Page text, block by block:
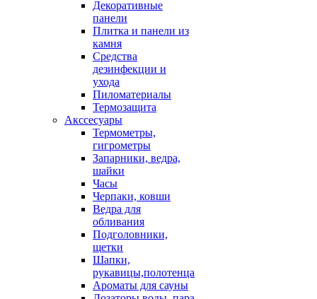
Декоративные
панели
Плитка и панели из
камня
Средства
дезинфекции и
ухода
Пиломатериалы
Термозащита
Аксcесуары
Термометры,
гигрометры
Запарники, ведра,
шайки
Часы
Черпаки, ковши
Ведра для
обливания
Подголовники,
щетки
Шапки,
рукавицы,полотенца
Ароматы для сауны